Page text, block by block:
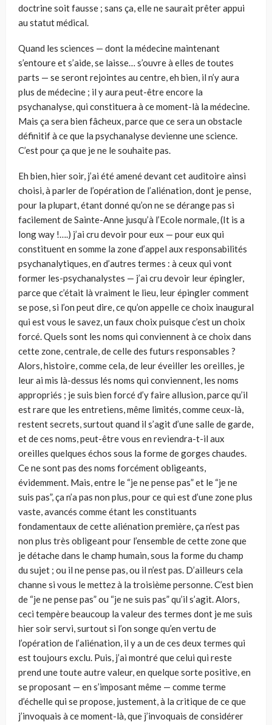
doctrine soit fausse ; sans ça, elle ne saurait prêter appui
au statut médical.
Quand les sciences — dont la médecine maintenant
s’entoure et s’aide, se laisse… s’ouvre à elles de toutes
parts — se seront rejointes au centre, eh bien, il n’y aura
plus de médecine ; il y aura peut-être encore la
psychanalyse, qui constituera à ce moment-là la médecine.
Mais ça sera bien fâcheux, parce que ce sera un obstacle
définitif à ce que la psychanalyse devienne une science.
C’est pour ça que je ne le souhaite pas.
Eh bien, hier soir, j’ai été amené devant cet auditoire ainsi
choisi, à parler de l’opération de l’aliénation, dont je pense,
pour la plupart, étant donné qu’on ne se dérange pas si
facilement de Sainte-Anne jusqu’à l’Ecole normale, (It is a
long way !….) j’ai cru devoir pour eux — pour eux qui
constituent en somme la zone d’appel aux responsabilités
psychanalytiques, en d’autres termes : à ceux qui vont
former les-psychanalystes — j’ai cru devoir leur épingler,
parce que c’était là vraiment le lieu, leur épingler comment
se pose, si l’on peut dire, ce qu’on appelle ce choix inaugural
qui est vous le savez, un faux choix puisque c’est un choix
forcé. Quels sont les noms qui conviennent à ce choix dans
cette zone, centrale, de celle des futurs responsables ?
Alors, histoire, comme cela, de leur éveiller les oreilles, je
leur ai mis là-dessus lés noms qui conviennent, les noms
appropriés ; je suis bien forcé d’y faire allusion, parce qu’il
est rare que les entretiens, même limités, comme ceux-là,
restent secrets, surtout quand il s’agit d’une salle de garde,
et de ces noms, peut-être vous en reviendra-t-il aux
oreilles quelques échos sous la forme de gorges chaudes.
Ce ne sont pas des noms forcément obligeants,
évidemment. Mais, entre le “je ne pense pas” et le “je ne
suis pas”, ça n’a pas non plus, pour ce qui est d’une zone plus
vaste, avancés comme étant les constituants
fondamentaux de cette aliénation première, ça n’est pas
non plus très obligeant pour l’ensemble de cette zone que
je détache dans le champ humain, sous la forme du champ
du sujet ; ou il ne pense pas, ou il n’est pas. D’ailleurs cela
channe si vous le mettez à la troisième personne. C’est bien
de “je ne pense pas” ou “je ne suis pas” qu’il s’agit. Alors,
ceci tempère beaucoup la valeur des termes dont je me suis
hier soir servi, surtout si l’on songe qu’en vertu de
l’opération de l’aliénation, il y a un de ces deux termes qui
est toujours exclu. Puis, j’ai montré que celui qui reste
prend une toute autre valeur, en quelque sorte positive, en
se proposant — en s’imposant même — comme terme
d’échelle qui se propose, justement, à la critique de ce que
j’invoquais à ce moment-là, que j’invoquais de considérer